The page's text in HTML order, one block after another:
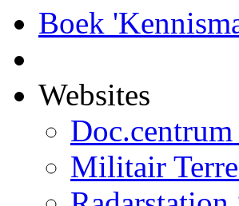
Boek
Websites
Militair